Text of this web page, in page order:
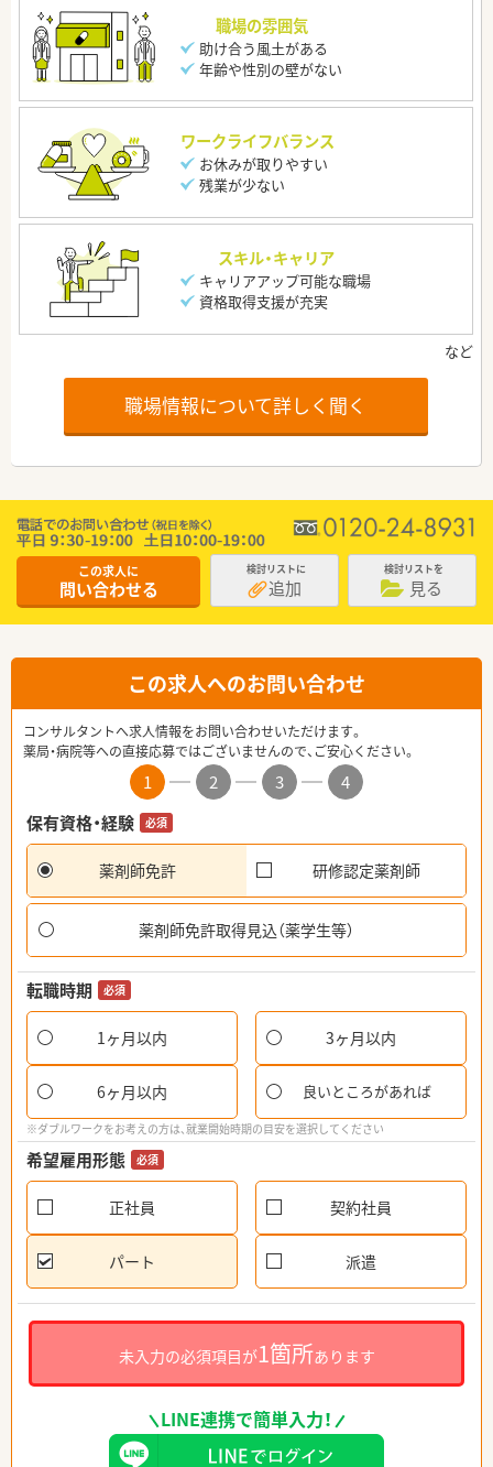
職場の雰囲気
助け合う風土がある
年齢や性別の壁がない
ワークライフバランス
お休みが取りやすい
残業が少ない
スキル・キャリア
キャリアアップ可能な職場
資格取得支援が充実
職場情報について詳しく聞く
この求人に
問い合わせる
検討リストに
追加
検討リストを
見る
この求人へのお問い合わせ
コンサルタントへ求人情報をお問い合わせいただけます。
薬局・病院等への直接応募ではございませんので、ご安心ください。
1 2 3
4
保有資格・経験
必須
薬剤師免許 研修認定薬剤師
薬剤師免許取得見込（薬学生等）
転職時期 必須
1ヶ月以内 3ヶ月以内
6ヶ月以内 良いところがあれば
※ダブルワークをお考えの方は、就業開始時期の目安を選択してください
希望雇用形態 必須
正社員 契約社員
パート 派遣
未入力の必須項目が1箇所あります
LINE連携で簡単入力！